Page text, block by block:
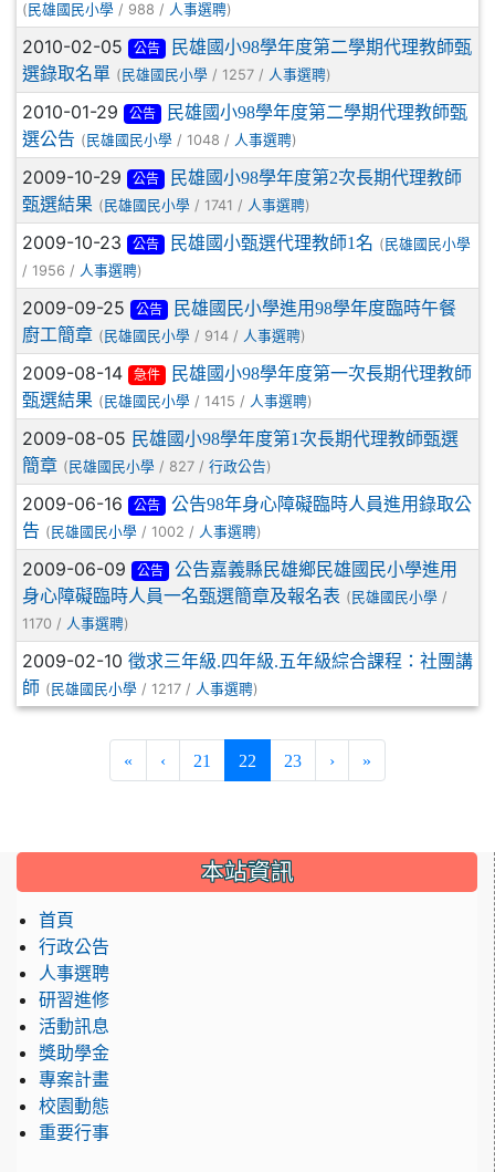
( 民雄國民小學 / 988 / 人事選聘)
2010-02-05 公告
民雄國小98學年度第二學期代理教師甄
選錄取名單 ( 民雄國民小學 / 1257 / 人事選聘)
2010-01-29 公告
民雄國小98學年度第二學期代理教師甄
選公告 ( 民雄國民小學 / 1048 / 人事選聘)
2009-10-29 公告
民雄國小98學年度第2次長期代理教師
甄選結果 ( 民雄國民小學 / 1741 / 人事選聘)
2009-10-23 公告 民雄國小甄選代理教師1名 ( 民雄國民小學
/ 1956 / 人事選聘)
2009-09-25 公告
民雄國民小學進用98學年度臨時午餐
廚工簡章 ( 民雄國民小學 / 914 / 人事選聘)
2009-08-14 急件
民雄國小98學年度第一次長期代理教師
甄選結果 ( 民雄國民小學 / 1415 / 人事選聘)
2009-08-05 民雄國小98學年度第1次長期代理教師甄選
簡章 ( 民雄國民小學 / 827 / 行政公告)
2009-06-16 公告
公告98年身心障礙臨時人員進用錄取公
告 ( 民雄國民小學 / 1002 / 人事選聘)
2009-06-09 公告
公告嘉義縣民雄鄉民雄國民小學進用
身心障礙臨時人員一名甄選簡章及報名表 ( 民雄國民小學 /
1170 / 人事選聘)
2009-02-10 徵求三年級.四年級.五年級綜合課程：社團講
師 ( 民雄國民小學 / 1217 / 人事選聘)
« ‹ 21 22 (current)
23 › »
::: 本站資訊
首頁
行政公告
人事選聘
研習進修
活動訊息
獎助學金
專案計畫
校園動態
重要行事